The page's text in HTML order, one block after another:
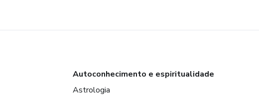
Autoconhecimento e espiritualidade
Astrologia